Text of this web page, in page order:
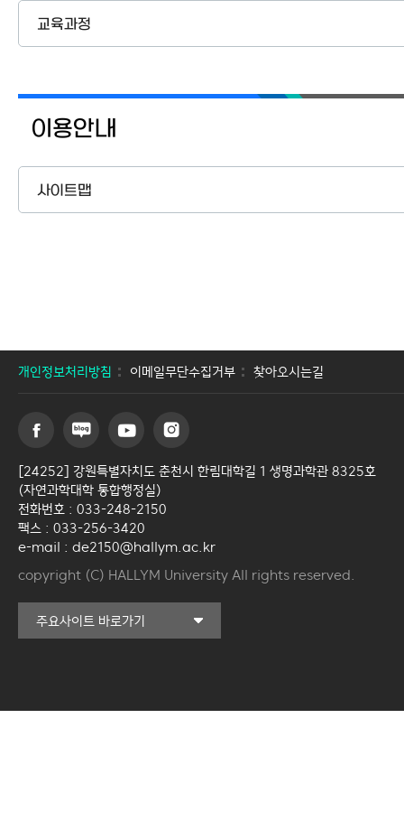
교육과정
이용안내
사이트맵
개인정보처리방침 이메일무단수집거부 찾아오시는길
[24252] 강원특별자치도 춘천시 한림대학길 1 생명과학관 8325호
(자연과학대학 통합행정실)
전화번호 : 033-248-2150
팩스 : 033-256-3420
e-mail : de2150@hallym.ac.kr
copyright (C) HALLYM University All rights reserved.
주요사이트 바로가기
커뮤니티교육원
국제학생증신청